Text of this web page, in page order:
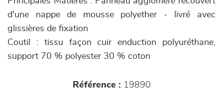
d'une nappe de mousse polyether - livré avec
glissières de fixation
Coutil : tissu façon cuir enduction polyuréthane,
support 70 % polyester 30 % coton
Référence : 19890